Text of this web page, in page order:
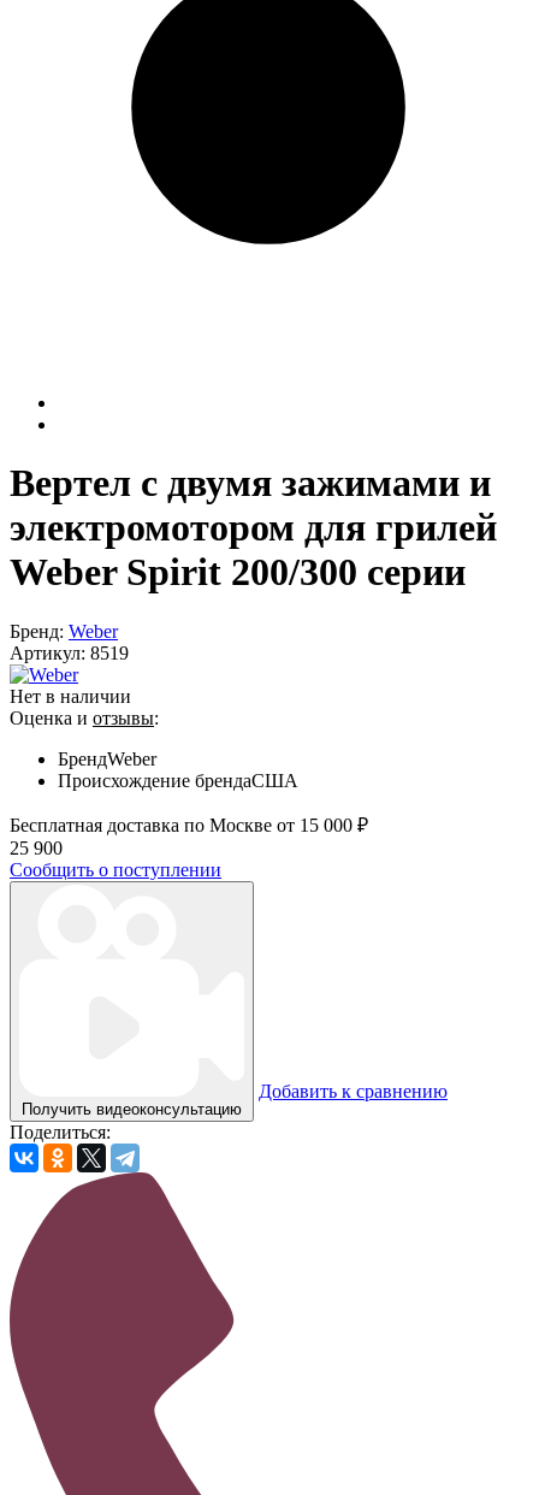
Вертел с двумя зажимами и
электромотором для грилей
Weber Spirit 200/300 серии
Бренд: Weber
Артикул: 8519
Нет в наличии
Оценка и отзывы:
БрендWeber
Происхождение брендаСША
Бесплатная доставка по Москве от 15 000 ₽
25 900
Сообщить о поступлении
Получить видеоконсультацию
Добавить к сравнению
Поделиться: